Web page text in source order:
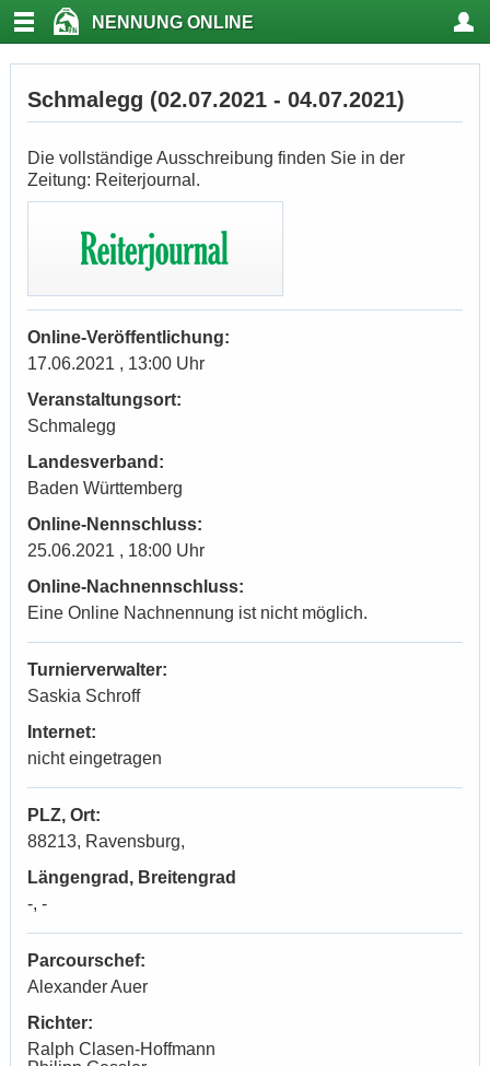
NENNUNG ONLINE
Schmalegg (02.07.2021 - 04.07.2021)
Die vollständige Ausschreibung finden Sie in der
Zeitung: Reiterjournal.
Online-Veröffentlichung:
17.06.2021 , 13:00 Uhr
Veranstaltungsort:
Schmalegg
Landesverband:
Baden Württemberg
Online-Nennschluss:
25.06.2021 , 18:00 Uhr
Online-Nachnennschluss:
Eine Online Nachnennung ist nicht möglich.
Turnierverwalter:
Saskia Schroff
Internet:
nicht eingetragen
PLZ, Ort:
88213, Ravensburg,
Längengrad, Breitengrad
-, -
Parcourschef:
Alexander Auer
Richter:
Ralph Clasen-Hoffmann